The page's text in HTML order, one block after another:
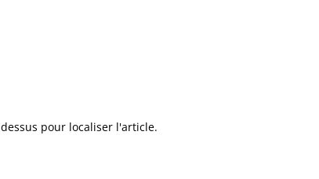
pour localiser l'article.